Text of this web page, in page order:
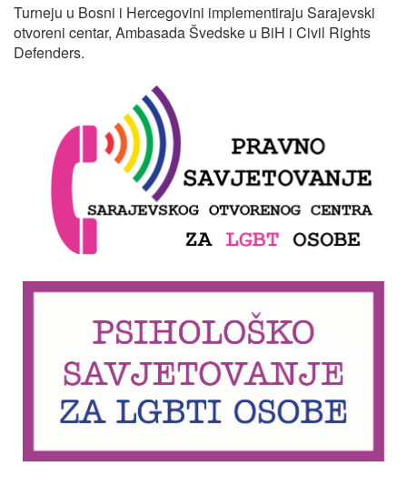
Turneju u Bosni i Hercegovini implementiraju Sarajevski
otvoreni centar, Ambasada Švedske u BiH i Civil Rights
Defenders.